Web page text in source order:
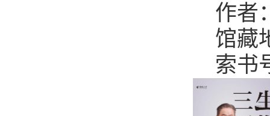
作者
馆藏
索书